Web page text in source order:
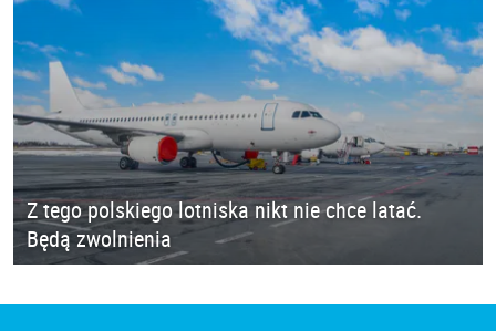
Z tego polskiego lotniska nikt nie chce latać.
Będą zwolnienia